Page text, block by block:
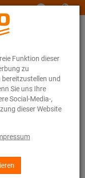
Funktion dieser
zu
und
Sie uns Ihre
Social-Media-,
dieser Website
Produkte
16 / 16